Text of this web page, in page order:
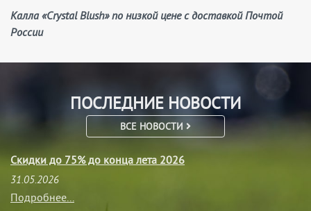
Калла «Crystal Blush» по низкой цене с доставкой Почтой
России
ПОСЛЕДНИЕ НОВОСТИ
ВСЕ НОВОСТИ
Скидки до 75% до конца лета 2026
31.05.2026
Подробнее...